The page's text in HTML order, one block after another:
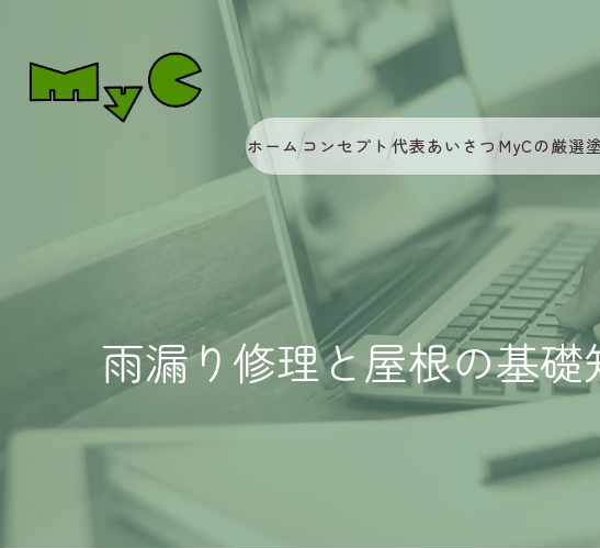
ホーム コンセプト 代表あいさつ MyCの厳選
雨漏り修理と屋根の基